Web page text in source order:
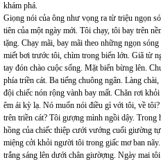
khám phá.
Giọng nói của ông như vọng ra từ triệu ngọn
tiên của một ngày mới. Tôi chạy, tôi bay trên
tặng. Chạy mãi, bay mãi theo những ngọn
miết bơi trước tôi, chìm trong biển lớn. Giã từ
tay đón chào cuộc sống. Mặt biển bừng lên.
phía triền cát. Ba tiếng chuông ngân. Làng
đội chiếc nón rộng vành bay mất. Chăn rơi
êm ái kỳ lạ. Nó muốn nói điều gì với tôi, về
trên triền cát? Tôi gượng mình ngồi dậy. Trong
hồng của chiếc thiệp cưới vướng cuối giường
miệng cởi khỏi người tôi trong giấc mơ ban
trắng sáng lên dưới chân giườợng. Ngày mai